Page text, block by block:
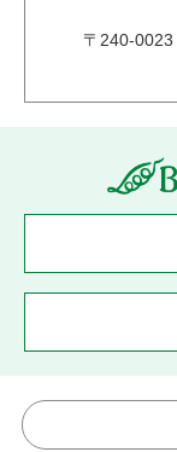
〒 240-0023